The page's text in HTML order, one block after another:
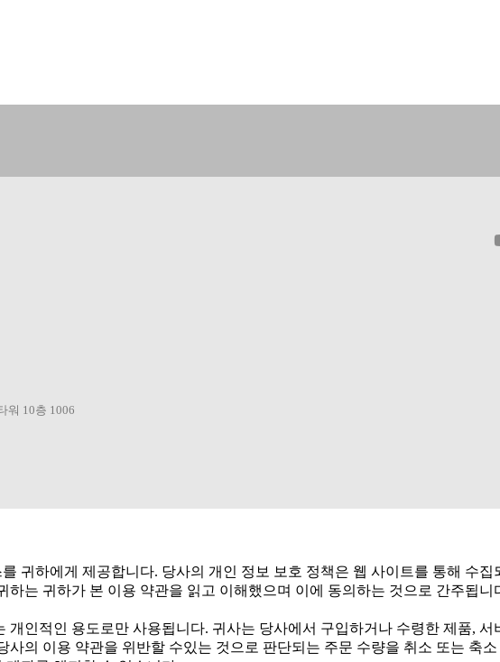
워 10층 1006
귀하에게 제공합니다. 당사의 개인 정보 보호 정책은 웹 사이트를 통해 수
는 귀하가 본 이용 약관을 읽고 이해했으며 이에 동의하는 것으로 간주됩니
인적인 용도로만 사용됩니다. 귀사는 당사에서 구입하거나 수령한 제품, 서
의 이용 약관을 위반할 수있는 것으로 판단되는 주문 수량을 취소 또는 축